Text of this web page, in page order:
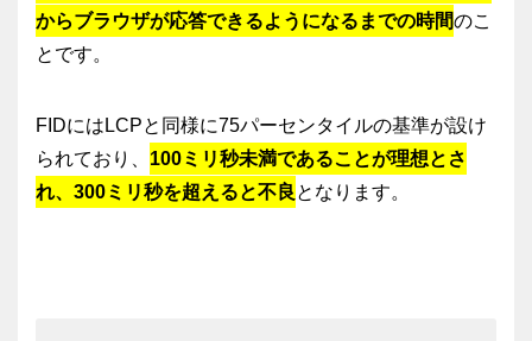
からブラウザが応答できるようになるまでの時間のこ
とです。
FIDにはLCPと同様に75パーセンタイルの基準が設け
られており、 100ミリ秒未満であることが理想とさ
れ、300ミリ秒を超えると不良 となります。